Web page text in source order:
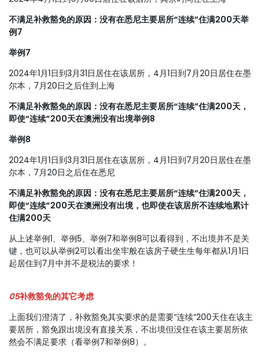
不满足补救豁免的原因：没有在悉尼主要居所“连续”住满200天举
例7
举例7
2024年1月1日到3月31日居住在该居所，4月1日到7月20日居住在墨
尔本，7月20日之后住到上海
不满足补救豁免的原因：没有在悉尼主要居所“连续”住满200天，
即使“连续”200天在澳洲没有出境举例8
举例8
2024年1月1日到3月31日居住在该居所，4月1日到7月20日居住在墨
尔本，7月20日之后住在悉尼
不满足补救豁免的原因：没有在悉尼主要居所“连续”住满200天，
即使“连续”200天在澳洲没有出境，也即使在该居所不连续地累计
住满200天
从上述举例1、举例5、举例7和举例8可以看得到，不出境并不是关
键，也可以从举例2可以看出坐牢般在该房子硬生生每年都从1月1日
起居住到7月中并不是税法的要求！
05补救豁免的其它考虑
上面我们澄清了，补救豁免其实要求的是需要“连续”200天住在该主
要居所，豁免跟出境没有直接关系，不出境但没住在该主要居所依
然会不满足要求（看举例7和举例8）。